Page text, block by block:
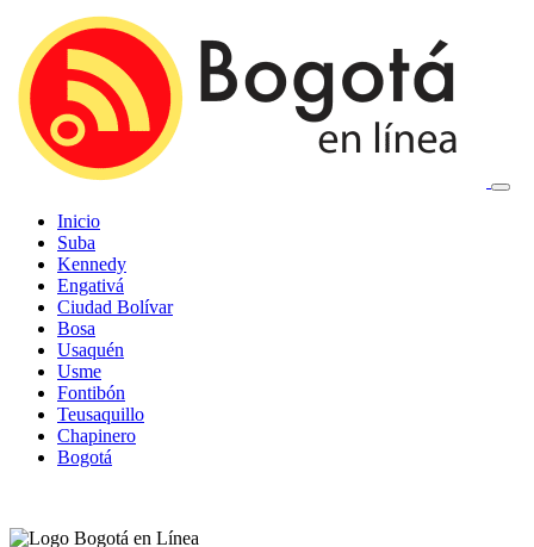
Inicio
Suba
Kennedy
Engativá
Ciudad Bolívar
Bosa
Usaquén
Usme
Fontibón
Teusaquillo
Chapinero
Bogotá